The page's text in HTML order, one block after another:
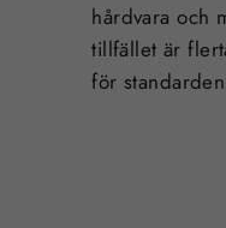
hårdvara och
tillfället är
för